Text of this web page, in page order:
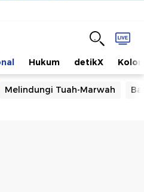
Hukum detikX
Melindungi Tuah-Marwah